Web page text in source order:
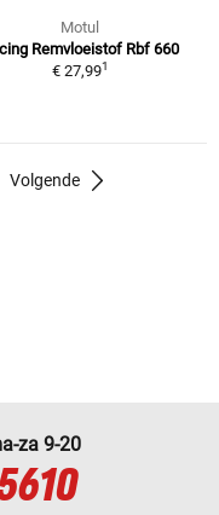
Motul
Remvloeistof Rbf 660
€ 27,991
Volgende
za 9-20